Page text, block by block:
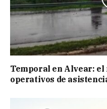
Temporal en Alvear:
operativos de